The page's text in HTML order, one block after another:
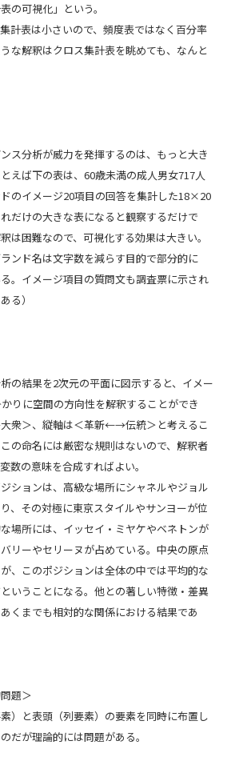
の可視化」という。
計表は小さいので、頻度表ではなく百分率
な解釈はクロス集計表を眺めても、なんと
ス分析が威力を発揮するのは、もっと大き
えば下の表は、60歳未満の成人男女717人
のイメージ20項目の回答を集計した18×20
だけの大きな表になると観察するだけで
は困難なので、可視化する効果は大きい。
ンド名は文字数を減らす目的で部分的に
。イメージ項目の質問文も調査票に示され
る）
の結果を2次元の平面に図示すると、イメー
りに空間の方向性を解釈することができ
衆＞、縦軸は＜革新←→伝統＞と考えるこ
の命名には厳密な規則はないので、解釈者
数の意味を合成すればよい。
ションは、高級な場所にシャネルやジョル
、その対極に東京スタイルやサンヨーが位
場所には、イッセイ・ミヤケやベネトンが
リーやセリーヌが占めている。中央の原点
、このポジションは全体の中では平均的な
いうことになる。他との著しい特徴・差異
くまでも相対的な関係における結果であ
題＞
）と表頭（列要素）の要素を同時に布置し
だが理論的には問題がある。